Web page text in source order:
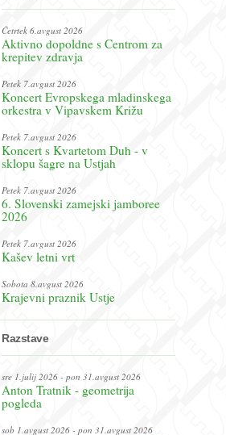
Četrtek 6.avgust 2026
Aktivno dopoldne s Centrom za
krepitev zdravja
Petek 7.avgust 2026
Koncert Evropskega mladinskega
orkestra v Vipavskem Križu
Petek 7.avgust 2026
Koncert s Kvartetom Duh - v
sklopu šagre na Ustjah
Petek 7.avgust 2026
6. Slovenski zamejski jamboree
2026
Petek 7.avgust 2026
Kašev letni vrt
Sobota 8.avgust 2026
Krajevni praznik Ustje
Razstave
sre 1.julij 2026 - pon 31.avgust 2026
Anton Tratnik - geometrija
pogleda
sob 1.avgust 2026 - pon 31.avgust 2026